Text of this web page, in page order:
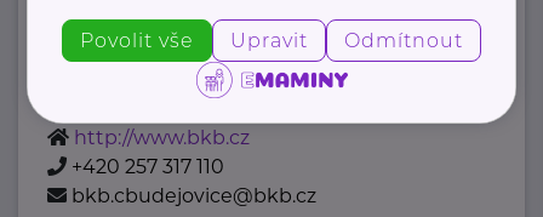
Bílý kruh bezpečí, z.s.
http://www.bkb.cz
+420 257 317 110
bkb.cbudejovice@bkb.cz
Povolit vše Upravit Odmítnout